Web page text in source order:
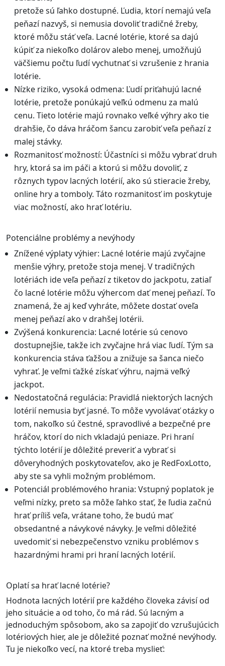
pretože sú ľahko dostupné. Ľudia, ktorí nemajú veľa
peňazí nazvyš, si nemusia dovoliť tradičné žreby,
ktoré môžu stáť veľa. Lacné lotérie, ktoré sa dajú
kúpiť za niekoľko dolárov alebo menej, umožňujú
väčšiemu počtu ľudí vychutnať si vzrušenie z hrania
lotérie.
Nízke riziko, vysoká odmena: Ľudí priťahujú lacné
lotérie, pretože ponúkajú veľkú odmenu za malú
cenu. Tieto lotérie majú rovnako veľké výhry ako tie
drahšie, čo dáva hráčom šancu zarobiť veľa peňazí z
malej stávky.
Rozmanitosť možností: Účastníci si môžu vybrať druh
hry, ktorá sa im páči a ktorú si môžu dovoliť, z
rôznych typov lacných lotérií, ako sú stieracie žreby,
online hry a tomboly. Táto rozmanitosť im poskytuje
viac možností, ako hrať lotériu.
Potenciálne problémy a nevýhody
Znížené výplaty výhier: Lacné lotérie majú zvyčajne
menšie výhry, pretože stoja menej. V tradičných
lotériách ide veľa peňazí z tiketov do jackpotu, zatiaľ
čo lacné lotérie môžu výhercom dať menej peňazí. To
znamená, že aj keď vyhráte, môžete dostať oveľa
menej peňazí ako v drahšej lotérii.
Zvýšená konkurencia: Lacné lotérie sú cenovo
dostupnejšie, takže ich zvyčajne hrá viac ľudí. Tým sa
konkurencia stáva ťažšou a znižuje sa šanca niečo
vyhrať. Je veľmi ťažké získať výhru, najmä veľký
jackpot.
Nedostatočná regulácia: Pravidlá niektorých lacných
lotérií nemusia byť jasné. To môže vyvolávať otázky o
tom, nakoľko sú čestné, spravodlivé a bezpečné pre
hráčov, ktorí do nich vkladajú peniaze. Pri hraní
týchto lotérií je dôležité preveriť a vybrať si
dôveryhodných poskytovateľov, ako je RedFoxLotto,
aby ste sa vyhli možným problémom.
Potenciál problémového hrania: Vstupný poplatok je
veľmi nízky, preto sa môže ľahko stať, že ľudia začnú
hrať príliš veľa, vrátane toho, že budú mať
obsedantné a návykové návyky. Je veľmi dôležité
uvedomiť si nebezpečenstvo vzniku problémov s
hazardnými hrami pri hraní lacných lotérií.
Oplatí sa hrať lacné lotérie?
Hodnota lacných lotérií pre každého človeka závisí od
jeho situácie a od toho, čo má rád. Sú lacným a
jednoduchým spôsobom, ako sa zapojiť do vzrušujúcich
lotériových hier, ale je dôležité poznať možné nevýhody.
Tu je niekoľko vecí, na ktoré treba myslieť: